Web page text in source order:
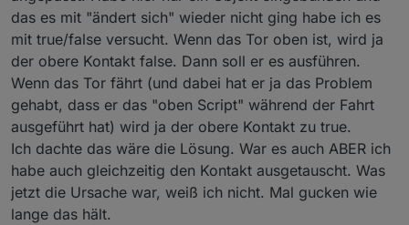
das es mit "ändert sich" wieder nicht ging habe ich es
mit true/false versucht. Wenn das Tor oben ist, wird ja
der obere Kontakt false. Dann soll er es ausführen.
Wenn das Tor fährt (und dabei hat er ja das Problem
gehabt, dass er das "oben Script" während der Fahrt
ausgeführt hat) wird ja der obere Kontakt zu true.
Ich dachte das wäre die Lösung. War es auch ABER ich
habe auch gleichzeitig den Kontakt ausgetauscht. Was
jetzt die Ursache war, weiß ich nicht. Mal gucken wie
lange das hält.